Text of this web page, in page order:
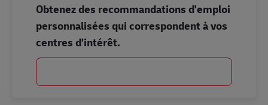
Obtenez des recommandations d'emploi
personnalisées qui correspondent à vos
centres d'intérêt.